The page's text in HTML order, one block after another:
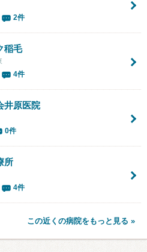
2件
稲毛
4件
井原医院
0件
所
4件
この近くの病院をもっと見る »